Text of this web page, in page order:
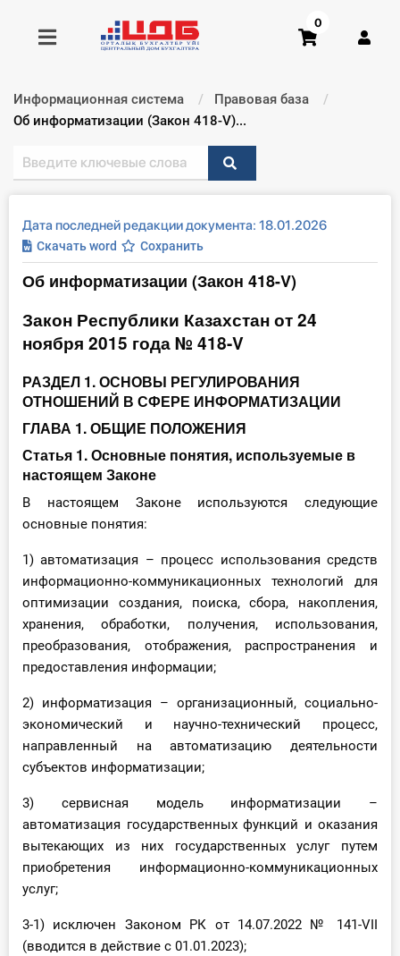
Получить консультацию
Купить доступ
Главная ИС
Формы
Правовая база
Библиотека бухгалтера
Инструменты
Вебинары
Участник ВЭД
Практика ИП
Кадры. Труд. Зарплата.
Юридический помощник
Интернет-магазин
О Системе
Обучение
Тарифы
Тестирование для
0
Информационная система
Правовая база
Текущий:
Об информатизации (Закон 418-V)...
Дата последней редакции документа: 18.01.2026
Скачать word Сохранить
Об информатизации (Закон 418-V)
Закон Республики Казахстан от 24
ноября 2015 года № 418-V
РАЗДЕЛ 1. ОСНОВЫ РЕГУЛИРОВАНИЯ
ОТНОШЕНИЙ В СФЕРЕ ИНФОРМАТИЗАЦИИ
ГЛАВА 1. ОБЩИЕ ПОЛОЖЕНИЯ
Статья 1. Основные понятия, используемые в
настоящем Законе
В настоящем Законе используются следующие
основные понятия:
1) автоматизация – процесс использования средств
информационно-коммуникационных технологий для
оптимизации создания, поиска, сбора, накопления,
хранения, обработки, получения, использования,
преобразования, отображения, распространения и
предоставления информации;
2) информатизация – организационный, социально-
экономический и научно-технический процесс,
направленный на автоматизацию деятельности
субъектов информатизации;
3) сервисная модель информатизации –
автоматизация государственных функций и оказания
вытекающих из них государственных услуг путем
приобретения информационно-коммуникационных
услуг;
3-1) исключен Законом РК от 14.07.2022 № 141-VII
(вводится в действие с 01.01.2023);